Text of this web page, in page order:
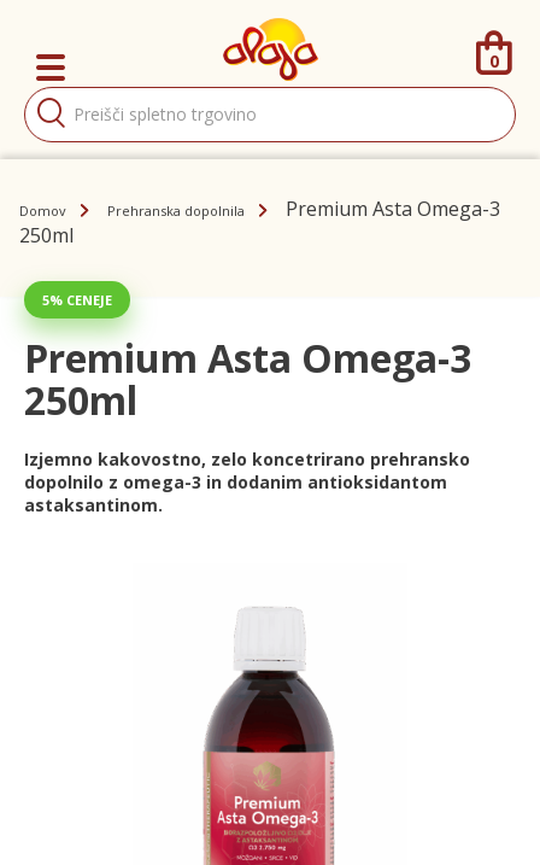
Products
search
0
Domov Prehranska dopolnila
Premium Asta Omega-3
250ml
5% CENEJE
Premium Asta Omega-3
250ml
Izjemno kakovostno, zelo koncetrirano prehransko
dopolnilo z omega-3 in dodanim antioksidantom
astaksantinom.